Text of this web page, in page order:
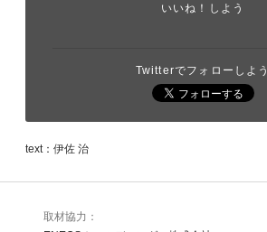
いいね！しよう
Twitterでフォローしよう
text：伊佐 治
取材協力：